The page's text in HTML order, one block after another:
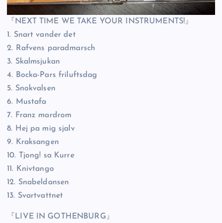
『NEXT TIME WE TAKE YOUR INSTRUMENTS!』
1. Snart vander det
2. Rafvens paradmarsch
3. Skalmsjukan
4. Bocka-Pars friluftsdag
5. Snokvalsen
6. Mustafa
7. Franz mardrom
8. Hej pa mig sjalv
9. Kraksangen
10. Tjong! sa Kurre
11. Knivtango
12. Snabeldansen
13. Svartvattnet
『LIVE IN GOTHENBURG』